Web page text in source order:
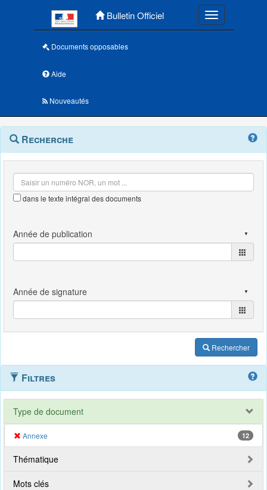
Bulletin Officiel Toggle
Documents opposables
Aide
Nouveautés
Navigation
outils
Menu
contextuel
Recherche
dans le texte intégral des documents
Rechercher
Filtres
Type de document
Annexe 12
Thématique
Mots clés